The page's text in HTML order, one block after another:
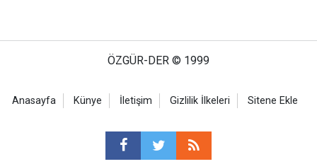
ÖZGÜR-DER © 1999
Anasayfa Künye İletişim Gizlilik İlkeleri Sitene Ekle